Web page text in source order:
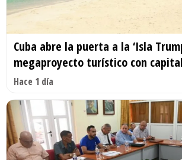
Cuba abre la puerta a la ‘Isla
megaproyecto turístico con
Hace 1 día